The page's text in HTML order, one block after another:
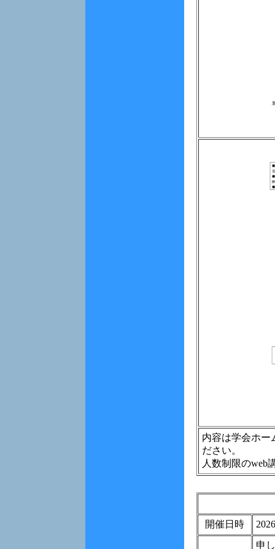
内容は学会ホー
ださい。
人数制限のweb
開催日時
申